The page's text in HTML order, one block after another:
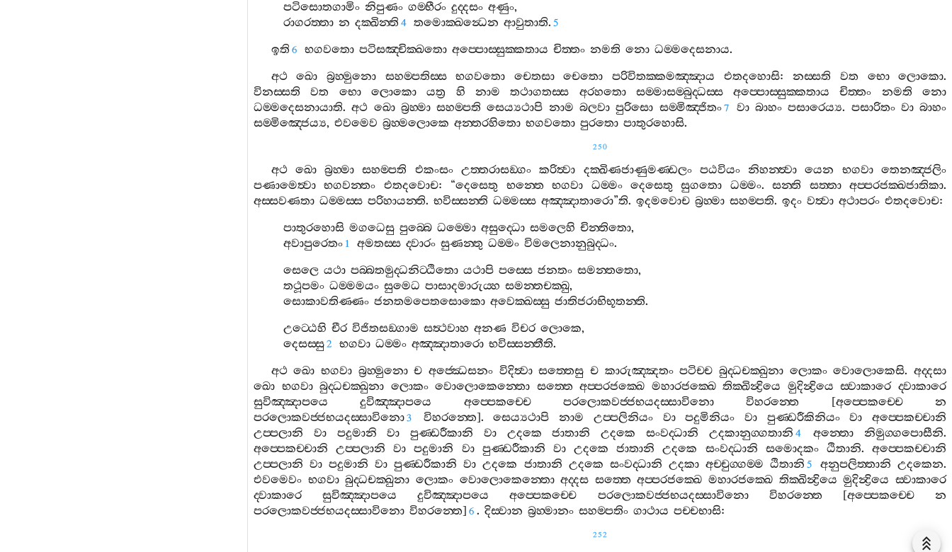
පටිසොතගාමිං නිපුණං ගම‍්භීරං දුද‍්දසං අණුං,
රාගරත‍්තා න දක‍්ඛින‍්ති 4 තමොක‍්ඛන්‍ධෙන ආවුතාති. 5
ඉති 6 භගවතො පටිසඤ‍්චික‍්ඛතො අප‍්පොස‍්සුක‍්කතාය චිත‍්තං නමති නො ධම‍්මදෙසනාය.
අථ
ඛො බ්‍රහ‍්මුනො සහම‍්පතිස‍්ස භගවතො චෙතසා චෙතො පරිවිතක‍්කමඤ‍්ඤාය එතදහොසි:නස‍්සති වත භො ලොකො.
විනස‍්සති
වත භො ලොකො යත්‍ර හි නාම තථාගතස‍්ස අරහතො සම‍්මාසම‍්බුද‍්ධස‍්ස අප‍්පොස‍්සුක‍්කතාය චිත‍්තං නමති
නො
ධම‍්මදෙසනායාති.අථ ඛො බ්‍රහ‍්මා සහම‍්පති සෙය්‍යථාපි නාම බලවා පුරිසො සම‍්මිඤ‍්ජිතං 7 වා බාහං පසාරෙය්‍ය. පසාරිතං වා බාහං
සම‍්මිඤ‍්ජෙය්‍ය, එවමෙව බ්‍රහ‍්මලොකෙ අන‍්තරහිතො භගවතො පුරතො පාතුරහොසි.
250
අථ ඛො බ්‍රහ‍්මා සහම‍්පති එකංසං උත‍්තරාසඞ‍්ගං කරිත්‍වා දක‍්ඛිණජාණුමණ‍්ඩලං පඨවියං නිහන‍්ත්‍වා යෙන භගවා තෙනඤ‍්ජලිං
පණාමෙත්‍වා
භගවන‍්තං එතදවොච: “දෙසෙතු භන‍්තෙ භගවා ධම‍්මං දෙසෙතු සුගතො ධම‍්මං.සන‍්ති සත‍්තා අප‍්පරජක‍්ඛජාතිකා.
අස‍්සවණතා ධම‍්මස‍්ස පරිහායන‍්ති. භවිස‍්සන‍්ති ධම‍්මස‍්ස අඤ‍්ඤාතාරො”ති. ඉදමවොච බ්‍රහ‍්මා සහම‍්පති. ඉදං වත්‍වා අථාපරං එතදවොච:
පාතුරහොසි මගධෙසු පුබ‍්බෙ ධම‍්මො අසුද‍්ධො සමලෙහි චින‍්තිතො,
අවාපුරෙතං 1 අමතස‍්ස ද‍්වාරං සුණන‍්තු ධම‍්මං විමලෙනානුබුද‍්ධං.
සෙලෙ යථා පබ‍්බතමුද‍්ධනිට‍්ඨිතො යථාපි පස‍්සෙ ජනතං සමන‍්තතො,
තථූපමං ධම‍්මමයං සුමෙධ පාසාදමාරුය‍්හ සමන‍්තචක‍්ඛු,
සොකාවතිණ‍්ණං ජනතමපෙතසොකො අවෙක‍්ඛස‍්සු ජාතිජරාභිභූතන‍්ති.
උට‍්ඨෙහි චීර විජිතසඞ‍්ගාම සත්‍ථවාහ අනණ විචර ලොකෙ,
දෙසස‍්සු2 භගවා ධම‍්මං අඤ‍්ඤාතාරො භවිස‍්සන‍්තීති.
අථ ඛො භගවා බ්‍රහ‍්මුනො ච අජ‍්ඣෙසනං විදිත්‍වා සත‍්තෙසු ච කාරුඤ‍්ඤතං පටිච‍්ච බුද‍්ධචක‍්ඛුනා ලොකං වොලොකෙසි.අද‍්දසා
ඛො භගවා බුද‍්ධචක‍්ඛුනා ලොකං වොලොකෙන‍්තො සත‍්තෙ අප‍්පරජක‍්ඛෙ මහාරජක‍්ඛෙ තික‍්ඛින්‍ද්‍රියෙ මුදින්‍ද්‍රියෙ ස‍්වාකාරෙ ද‍්වාකාරෙ
සුවිඤ‍්ඤාපයෙ
දුවිඤ‍්ඤාපයෙ අප‍්පෙකච‍්චෙ පරලොකවජ‍්ජභයදස‍්සාවිනො විහරන‍්තෙ [අප‍්පෙකච‍්චෙ
න
පරලොකවජ‍්ජභයදස‍්සාවිනො3 විහරන‍්තෙ].සෙය්‍යථාපි නාම උප‍්පලිනියං වා පදුමිනියං වා පුණ‍්ඩරීකිනියං වා
අප‍්පෙකච‍්චානි
උප‍්පලානි
වා පදුමානි වා පුණ‍්ඩරීකානි වා උදකෙ ජාතානි උදකෙ සංවද‍්ධානි උදකානුග‍්ගතානි 4 අන‍්තො නිමුග‍්ගපොසීනි.
අප‍්පෙකච‍්චානි
උප‍්පලානි වා පදුමානි වා පුණ‍්ඩරීකානි වා උදකෙ ජාතානි උදකෙ සංවද‍්ධානි සමොදකං ඨිතානි.අප‍්පෙකච‍්චානි
උප‍්පලානි වා පදුමානි වා පුණ‍්ඩරීකානි වා උදකෙ ජාතානි උදකෙ සංවද‍්ධානි උදකා අච‍්චුග‍්ගම‍්ම ඨිතානි 5 අනුපලිත‍්තානි උදකෙන.
එවමෙවං භගවා බුද‍්ධචක‍්ඛුනා ලොකං වොලොකෙන‍්තො අද‍්දස සත‍්තෙ අප‍්පරජක‍්ඛෙ මහාරජක‍්ඛෙ තික‍්ඛින්‍ද්‍රියෙ මුදින්‍ද්‍රියෙ ස‍්වාකාරෙ
ද‍්වාකාරෙ
සුවිඤ‍්ඤාපයෙ දුවිඤ‍්ඤාපයෙ අප‍්පෙකච‍්චෙ පරලොකවජ‍්ජභයදස‍්සාවිනො විහරන‍්තෙ [අප‍්පෙකච‍්චෙ
න
පරලොකවජ‍්ජභයදස‍්සාවිනො විහරන‍්තෙ] 6 . දිස‍්වාන බ්‍රහ‍්මානං සහම‍්පතිං ගාථාය පච‍්චභාසි:
252